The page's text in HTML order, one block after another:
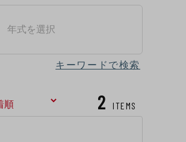
キーワードで検索
2 ITEMS